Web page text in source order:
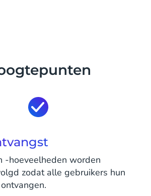
-hoeveelheden worden
zodat alle gebruikers hun